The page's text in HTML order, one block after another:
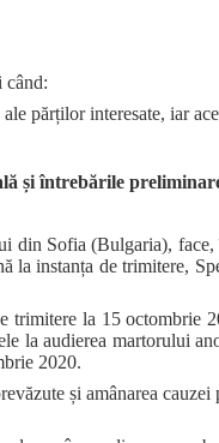
când:
părților interesate, iar
și întrebările
Sofia (Bulgaria),
la instanța de trimitere,
la 15 octombrie
la audierea martorului
2020.
și amânarea